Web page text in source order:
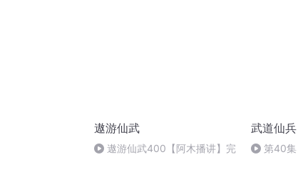
遨游仙武
遨游仙武400【阿木播讲】完
武道仙兵
第40集